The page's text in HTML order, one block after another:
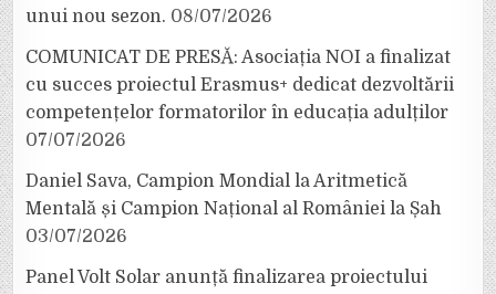
unui nou sezon. 08/07/2026
COMUNICAT DE PRESĂ: Asociația NOI a finalizat
cu succes proiectul Erasmus+ dedicat dezvoltării
competențelor formatorilor în educația adulților
07/07/2026
Daniel Sava, Campion Mondial la Aritmetică
Mentală și Campion Național al României la Șah
03/07/2026
Panel Volt Solar anunță finalizarea proiectului